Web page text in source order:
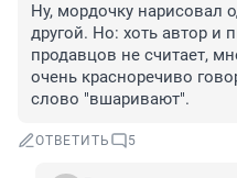
Ну, мордочку нарисовал
другой. Но: хоть автор и
продавцов не считает,
очень красноречиво
слово "вшаривают".
ОТВЕТИТЬ 5